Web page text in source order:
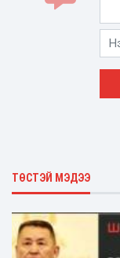
ТӨСТЭЙ МЭДЭЭ